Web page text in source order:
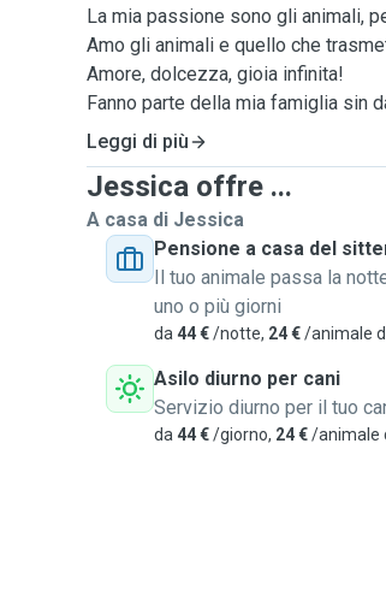
La mia passione sono gli animali,
Amo gli animali e quello che
Amore, dolcezza, gioia infinita!
Fanno parte della mia famiglia sin
senza loro!
Ho esperienza con ogni razza di
grande, da quella più timida a quella
Con i miei ospiti scodinzolanti
con premietti e tante coccole finali
I miei servizi :
- Soggiorno, anche prolungato,
- Asilo diurno presso la mia
- Visita a domicilio per cibo,
- Effettuo anche servizio di sole
Leggi di più
Jessica offre ...
A casa di Jessica
Pensione a casa del
Il tuo animale passa la
uno o più giorni
da 44 €/notte, 24 €/animale
Asilo diurno per cani
Servizio diurno per il tuo
da 44 €/giorno, 24 €/animale